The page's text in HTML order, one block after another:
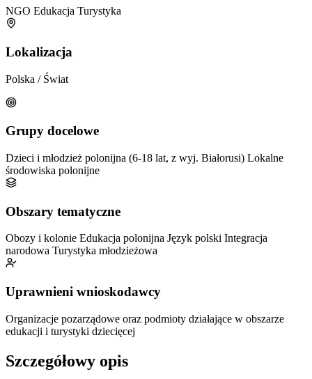
NGO Edukacja Turystyka
Lokalizacja
Polska / Świat
Grupy docelowe
Dzieci i młodzież polonijna (6-18 lat, z wyj. Białorusi) Lokalne
środowiska polonijne
Obszary tematyczne
Obozy i kolonie Edukacja polonijna Język polski Integracja
narodowa Turystyka młodzieżowa
Uprawnieni wnioskodawcy
Organizacje pozarządowe oraz podmioty działające w obszarze
edukacji i turystyki dziecięcej
Szczegółowy opis